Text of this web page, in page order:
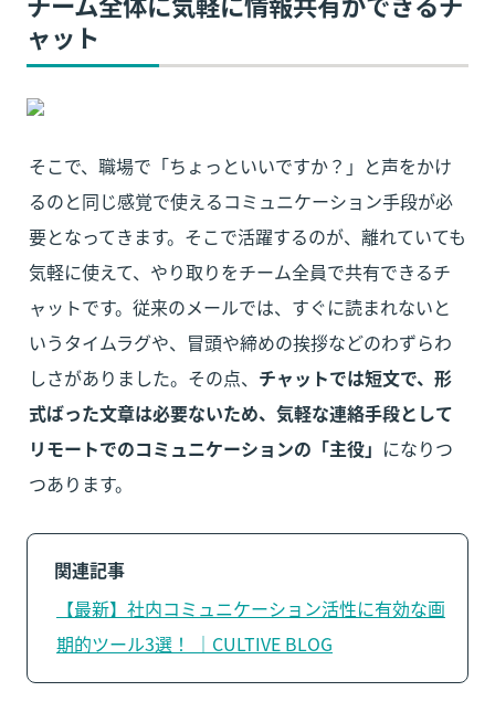
ャット
そこで、職場で「ちょっといいですか？」と声をかけ
るのと同じ感覚で使えるコミュニケーション手段が必
要となってきます。そこで活躍するのが、離れていても
気軽に使えて、やり取りをチーム全員で共有できるチ
ャットです。従来のメールでは、すぐに読まれないと
いうタイムラグや、冒頭や締めの挨拶などのわずらわ
しさがありました。その点、 チャットでは短文で、形
式ばった文章は必要ないため、気軽な連絡手段として
リモートでのコミュニケーションの「主役」 になりつ
つあります。
関連記事
【最新】社内コミュニケーション活性に有効な画
期的ツール3選！ ｜CULTIVE BLOG